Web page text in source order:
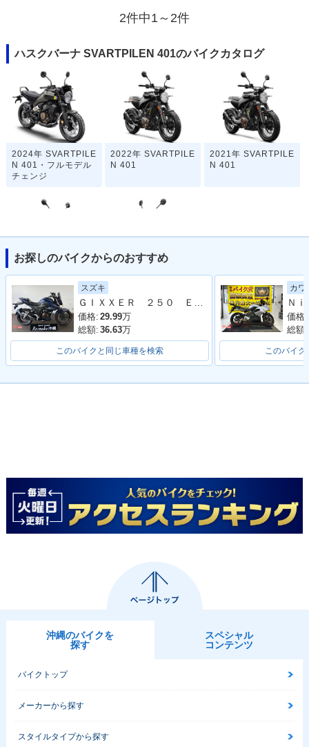
2件中1～2件
ハスクバーナ SVARTPILEN 401のバイクカタログ
2024年 SVARTPILE
N 401・フルモデル
チェンジ
2022年 SVARTPILE
N 401
2021年 SVARTPILE
N 401
2020年 SVARTPILE
N 401・マイナーチ
ェンジ
お探しのバイクからのおすすめ
スズキ
ＧＩＸＸＥＲ ２５０ ＥＤ２２Ｙ ２０２３年モデル バクステ レバー スクリーン
価格: 29.99万
総額: 36.63万
このバイクと同じ車種を検索
カワ
価格:
総額:
このバイク
沖縄のバイクを
探す
スペシャル
コンテンツ
バイクトップ
メーカーから探す
スタイルタイプから探す